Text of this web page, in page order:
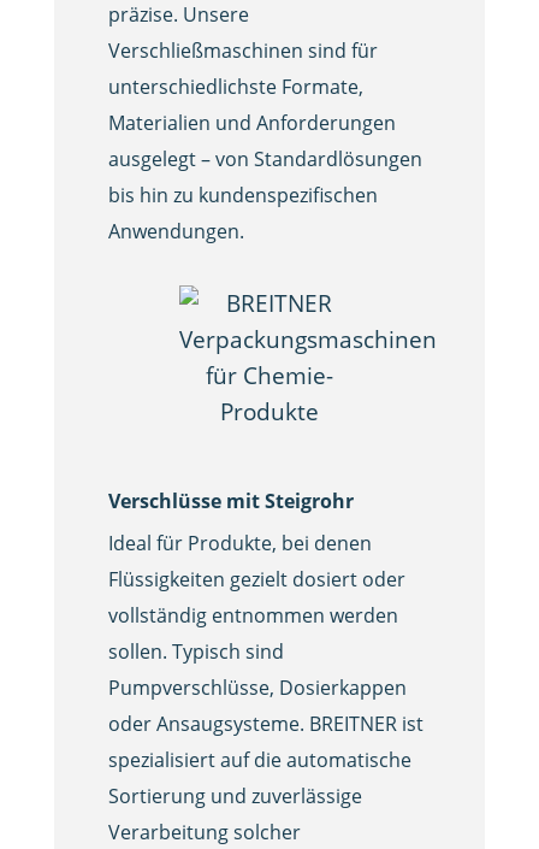
präzise. Unsere
Verschließmaschinen sind für
unterschiedlichste Formate,
Materialien und Anforderungen
ausgelegt – von Standardlösungen
bis hin zu kundenspezifischen
Anwendungen.
Verschlüsse mit Steigrohr
Ideal für Produkte, bei denen
Flüssigkeiten gezielt dosiert oder
vollständig entnommen werden
sollen. Typisch sind
Pumpverschlüsse, Dosierkappen
oder Ansaugsysteme. BREITNER ist
spezialisiert auf die automatische
Sortierung und zuverlässige
Verarbeitung solcher